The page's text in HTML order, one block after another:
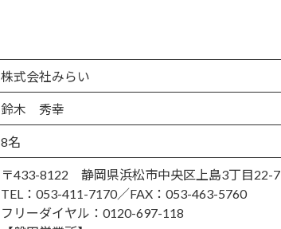
株式会社みらい
鈴木 秀幸
8名
〒433-8122 静岡県浜松市中央区上島3丁目22-7
TEL：053-411-7170／FAX：053-463-5760
フリーダイヤル：0120-697-118